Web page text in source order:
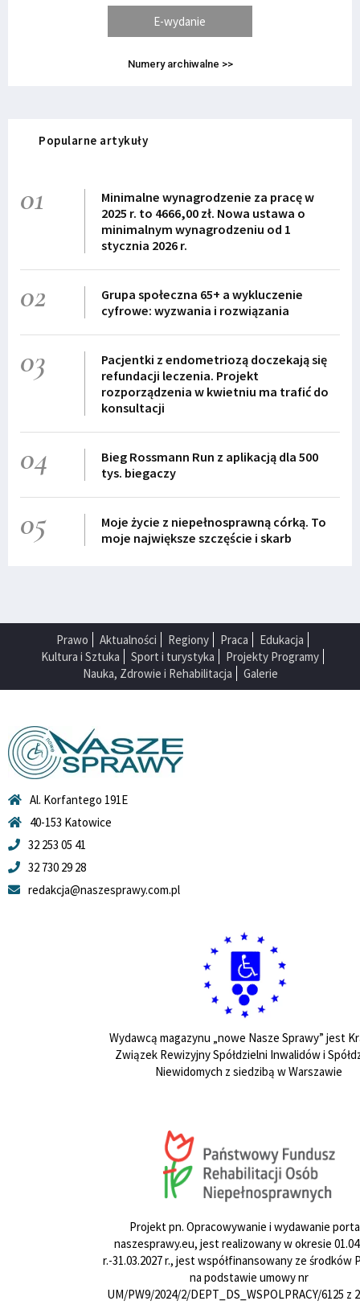
E-wydanie
Numery archiwalne >>
Popularne artykuły
01
Minimalne wynagrodzenie za pracę w
2025 r. to 4666,00 zł. Nowa ustawa o
minimalnym wynagrodzeniu od 1
stycznia 2026 r.
02
Grupa społeczna 65+ a wykluczenie
cyfrowe: wyzwania i rozwiązania
03
Pacjentki z endometriozą doczekają się
refundacji leczenia. Projekt
rozporządzenia w kwietniu ma trafić do
konsultacji
04
Bieg Rossmann Run z aplikacją dla 500
tys. biegaczy
05
Moje życie z niepełnosprawną córką. To
moje największe szczęście i skarb
Prawo Aktualności Regiony Praca
Edukacja
Kultura i Sztuka
Sport i turystyka
Projekty Programy
Nauka, Zdrowie i Rehabilitacja
Galerie
Al. Korfantego 191E
40-153 Katowice
32 253 05 41
32 730 29 28
redakcja@naszesprawy.com.pl
Wydawcą magazynu „nowe Nasze Sprawy” jest
Związek Rewizyjny Spółdzielni Inwalidów i
Niewidomych z siedzibą w Warszawie
Projekt pn. Opracowywanie i wydawanie
naszesprawy.eu, jest realizowany w okresie
r.-31.03.2027 r., jest współfinansowany ze środków
na podstawie umowy nr
UM/PW9/2024/2/DEPT_DS_WSPOLPRACY/6125 z